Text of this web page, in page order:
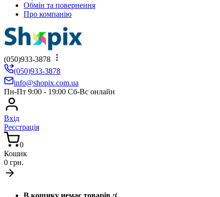
Обмін та повернення
Про компанію
(050)933-3878
(050)933-3878
info@shopix.com.ua
Пн-Пт 9:00 - 19:00 Сб-Вс онлайн
Вхід
Реєстрація
0
Кошик
0 грн.